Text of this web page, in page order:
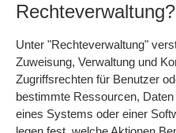
Rechteverwaltung?
Unter "Rechteverwaltung"
Zuweisung, Verwaltung und
Zugriffsrechten für Benutzer
bestimmte Ressourcen,
eines Systems oder einer